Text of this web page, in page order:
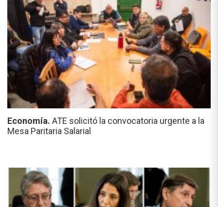
Economía. ATE solicitó la convocatoria urgente a la
Mesa Paritaria Salarial